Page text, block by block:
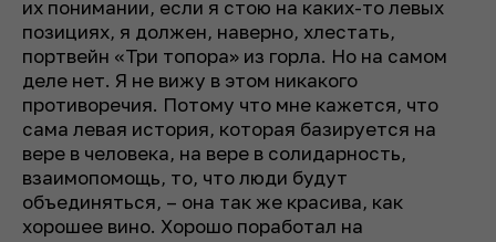
их понимании, если я стою на каких-то левых
позициях, я должен, наверно, хлестать,
портвейн «Три топора» из горла. Но на самом
деле нет. Я не вижу в этом никакого
противоречия. Потому что мне кажется, что
сама левая история, которая базируется на
вере в человека, на вере в солидарность,
взаимопомощь, то, что люди будут
объединяться, – она так же красива, как
хорошее вино. Хорошо поработал на